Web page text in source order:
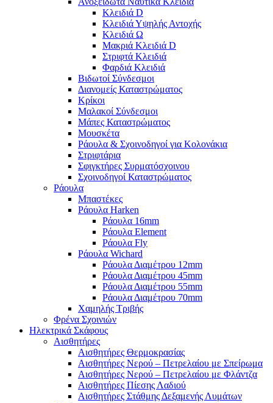
Κλειδιά D
Κλειδιά Υψηλής Αντοχής
Κλειδιά Ω
Μακριά Κλειδιά D
Στριφτά Κλειδιά
Φαρδιά Κλειδιά
Βιδωτοί Σύνδεσμοι
Διανομείς Καταστρώματος
Κρίκοι
Μαλακοί Σύνδεσμοι
Μάπες Καταστρώματος
Μουσκέτα
Ράουλα & Σχοινοδηγοί για Κολονάκια
Στριφτάρια
Σφιγκτήρες Συρματόσχοινου
Σχοινοδηγοί Καταστρώματος
Ράουλα
Μπαστέκες
Ράουλα Harken
Ράουλα 16mm
Ράουλα Element
Ράουλα Fly
Ράουλα Wichard
Ράουλα Διαμέτρου 12mm
Ράουλα Διαμέτρου 45mm
Ράουλα Διαμέτρου 55mm
Ράουλα Διαμέτρου 70mm
Χαμηλής Τριβής
Φρένα Σχοινιών
Ηλεκτρικά Σκάφους
Αισθητήρες
Αισθητήρες Θερμοκρασίας
Αισθητήρες Νερού – Πετρελαίου με Σπείρωμα
Αισθητήρες Νερού – Πετρελαίου με Φλάντζα
Αισθητήρες Πίεσης Λαδιού
Αισθητήρες Στάθμης Δεξαμενής Λυμάτων